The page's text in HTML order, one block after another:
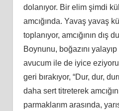
dolanıyor. Bir elim şimdi
amcığında. Yavaş yavaş
toplanıyor, amcığının dış
Boynunu, boğazını
avucum ile de iyice
geri bırakıyor, “Dur, dur,
daha sert titreterek
parmaklarım arasında,